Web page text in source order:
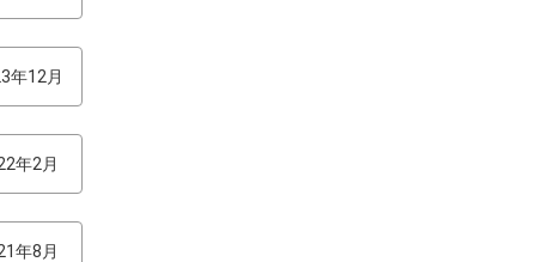
年12月
年2月
年8月